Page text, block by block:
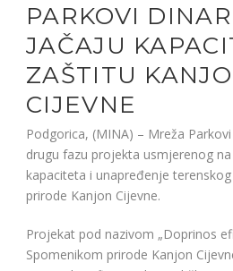
PARKOVI
JAČAJU
ZAŠTITU
CIJEVNE
Podgorica, (MINA) – Mreža
drugu fazu projekta usmjerenog
kapaciteta i unapređenje
prirode Kanjon Cijevne.
Projekat pod nazivom „Doprinos
Spomenikom prirode Kanjon